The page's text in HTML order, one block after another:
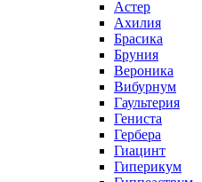
Астер
Ахилия
Брасика
Бруния
Вероника
Вибурнум
Гаультерия
Гениста
Гербера
Гиацинт
Гиперикум